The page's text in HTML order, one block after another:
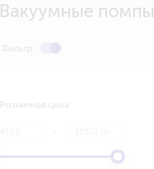
Вакуумные помпы
Фильтр
Розничная цена
-